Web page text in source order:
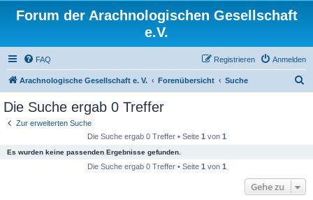
Forum der Arachnologischen Gesellschaft
e.V.
FAQ Anmelden
Registrieren
Arachnologische Gesellschaft e. V. Forenübersicht Suche
Die Suche ergab 0 Treffer
Zur erweiterten Suche
Die Suche ergab 0 Treffer • Seite 1 von 1
Es wurden keine passenden Ergebnisse gefunden.
Die Suche ergab 0 Treffer • Seite 1 von 1
Gehe zu